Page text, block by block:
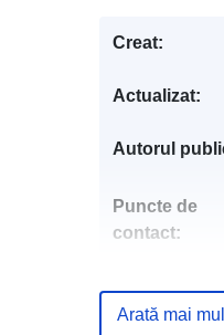
Creat:
Actualizat:
Autorul
Puncte de
contact:
Registru
Arată mai